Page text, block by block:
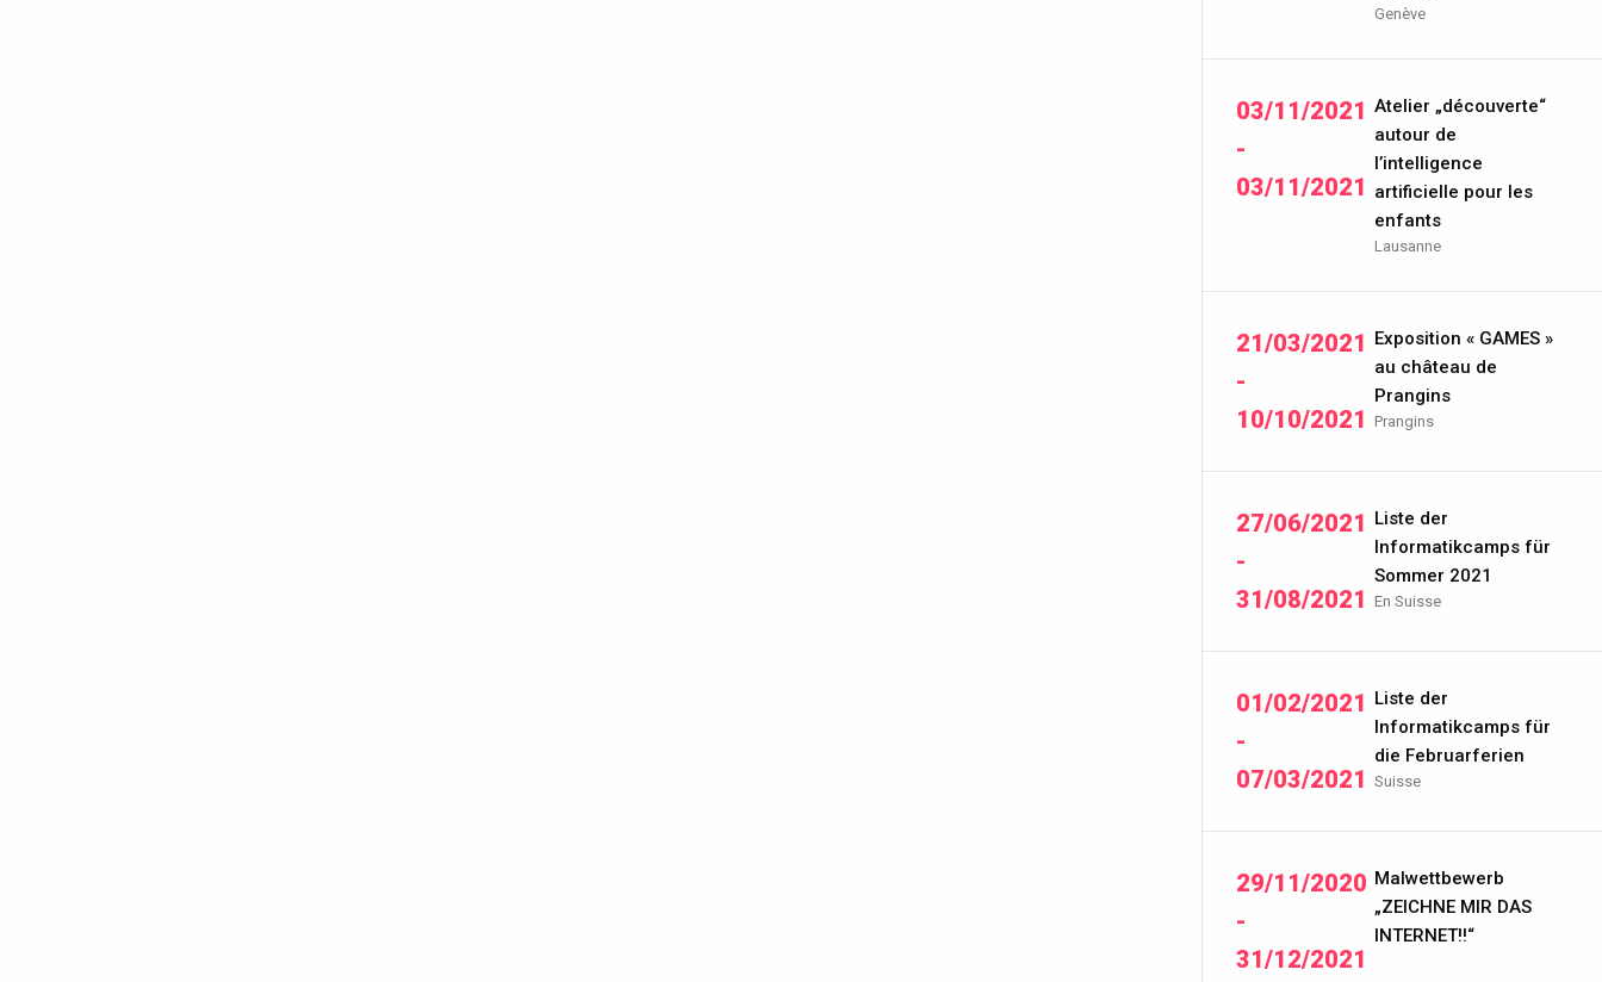
Genève
03/11/2021
-
03/11/2021
Atelier „découverte“
autour de
l’intelligence
artificielle pour les
enfants
Lausanne
21/03/2021
-
10/10/2021
Exposition « GAMES »
au château de
Prangins
Prangins
27/06/2021
-
31/08/2021
Liste der
Informatikcamps für
Sommer 2021
En Suisse
01/02/2021
-
07/03/2021
Liste der
Informatikcamps für
die Februarferien
Suisse
29/11/2020
-
31/12/2021
Malwettbewerb
„ZEICHNE MIR DAS
INTERNET!!“